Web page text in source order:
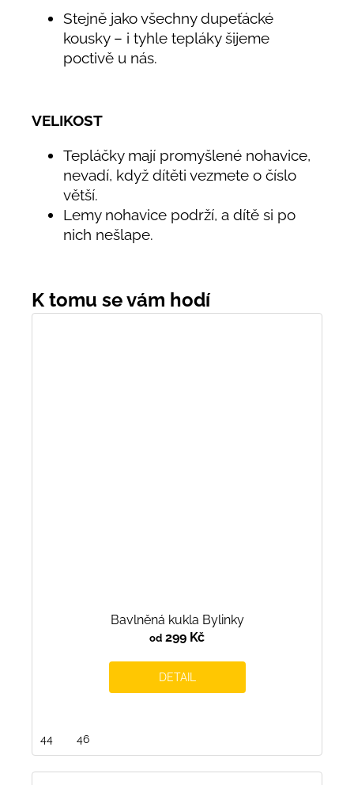
Stejně jako všechny dupeťácké
kousky – i tyhle tepláky šijeme
poctivě u nás.
VELIKOST
Tepláčky mají promyšlené nohavice,
nevadí, když dítěti vezmete o číslo
větší.
Lemy nohavice podrží, a dítě si po
nich nešlape.
Bavlněná kukla Bylinky
od 299 Kč
DETAIL
44 46